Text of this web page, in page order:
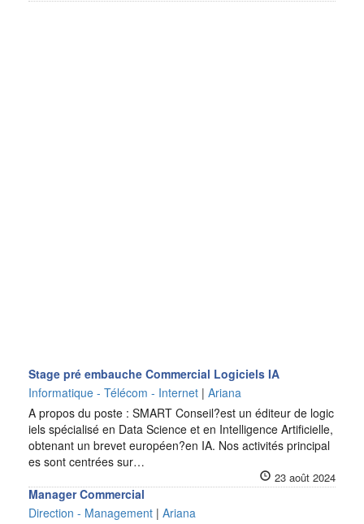
Stage pré embauche Commercial Logiciels IA
Informatique - Télécom - Internet | Ariana
A propos du poste : SMART Conseil?est un éditeur de logic
iels spécialisé en Data Science et en Intelligence Artificielle,
obtenant un brevet européen?en IA. Nos activités principal
es sont centrées sur…
23 août 2024
Manager Commercial
Direction - Management | Ariana